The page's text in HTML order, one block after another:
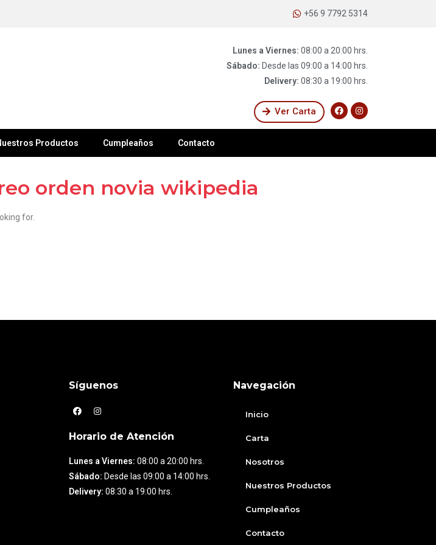
+56 9 7792 5314
Lunes a Viernes: 08:00 a 20:00 hrs.
Sábado: Desde las 09:00 a 14:00 hrs.
Delivery: 08:30 a 19:00 hrs.
Ver Carta
Productos Cumpleaños Contacto
orden novia wikipedia
for.
Síguenos
Horario de Atención
Lunes a Viernes: 08:00 a 20:00 hrs.
Sábado: Desde las 09:00 a 14:00 hrs.
Delivery: 08:30 a 19:00 hrs.
Navegación
Inicio
Carta
Nosotros
Nuestros Productos
Cumpleaños
Contacto